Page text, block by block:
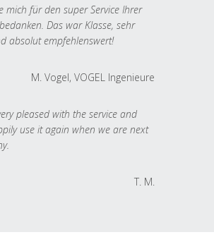
mich für den super Service Ihrer
Das war Klasse, sehr
absolut empfehlenswert!
M. Vogel, VOGEL Ingenieure
pleased with the service and
use it again when we are next
T. M.